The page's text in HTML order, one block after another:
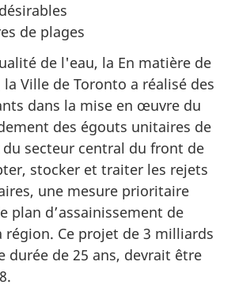
de plages
de l'eau, la En matière de
Ville de Toronto a réalisé des
dans la mise en œuvre du
des égouts unitaires de
secteur central du front de
stocker et traiter les rejets
une mesure prioritaire
plan d’assainissement de
région. Ce projet de 3 milliards
durée de 25 ans, devrait être